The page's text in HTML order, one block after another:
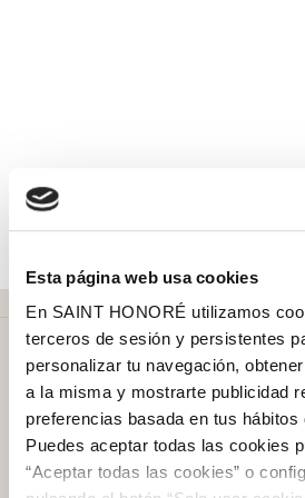
Esta página web usa cookies
En SAINT HONORÉ utilizamos
terceros de sesión y persistentes
personalizar tu navegación,
a la misma y mostrarte publicidad
preferencias basada en tus hábitos
Puedes aceptar todas las cookies
“Aceptar todas las cookies” o
Más de 50 añosen el